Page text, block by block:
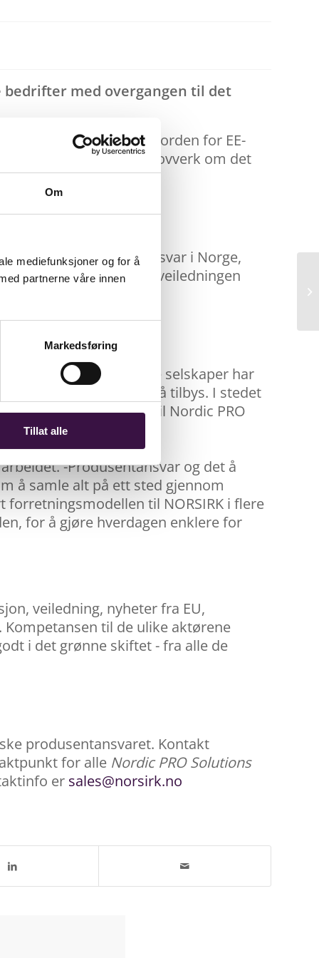
Om
mediefunksjoner og for å
partnerne våre innen
Markedsføring
Tillat alle
med overgangen til det
produsentansvar i Norden for EE-
oppmerksomhet i EU-lovverk om det
krav til produsentansvar i Norge,
– og ekspertisen og veiledningen
i større selskaper har
forenklingen som nå tilbys. I stedet
og Danmark, vil Nordic PRO
-Produsentansvar og det å
å samle alt på ett sted gjennom
til NORSIRK i flere
for å gjøre hverdagen enklere for
veiledning, nyheter fra EU,
til de ulike aktørene
i det grønne skiftet - fra alle de
produsentansvaret. Kontakt
for alle Nordic PRO Solutions
er sales@norsirk.no